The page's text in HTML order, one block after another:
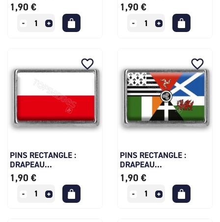
1,90 € 1,90 €
PINS RECTANGLE :
DRAPEAU...
1,90 €
favorite_border
PINS RECTANGLE :
DRAPEAU...
1,90 €
favorite_border